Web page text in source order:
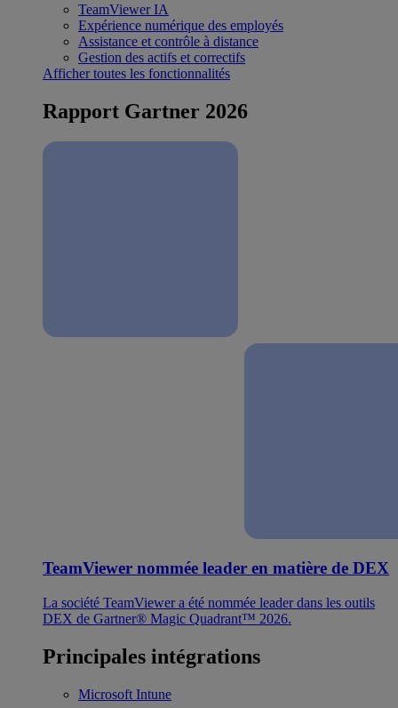
TeamViewer IA
Expérience numérique des employés
Assistance et contrôle à distance
Gestion des actifs et correctifs
Afficher toutes les fonctionnalités
Rapport Gartner 2026
TeamViewer nommée leader en matière de DEX
La société TeamViewer a été nommée leader dans les outils
DEX de Gartner® Magic Quadrant™ 2026.
Principales intégrations
Microsoft Intune